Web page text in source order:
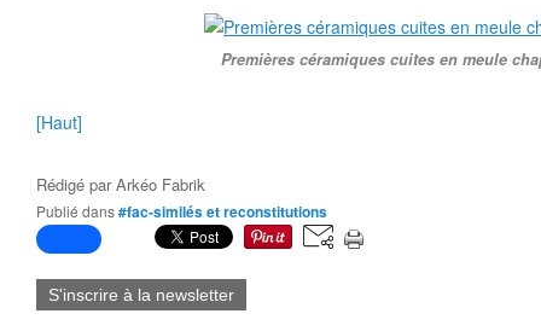
Premières céramiques cuites en meule
[Haut]
Rédigé parArkéo Fabrik
Publié dans#fac-similés et reconstitutions
S'inscrire à la newsletter